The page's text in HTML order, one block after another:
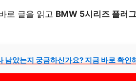
로 글을 읽고 BMW 5시리즈 플러
남았는지 궁금하신가요? 지금 바로 확인